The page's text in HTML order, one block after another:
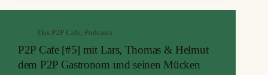
Book
Das P2P Cafe, Podcasts
P2P Cafe [#5] mit Lars, Thomas & Helmut
dem P2P Gastronom und seinen Mücken